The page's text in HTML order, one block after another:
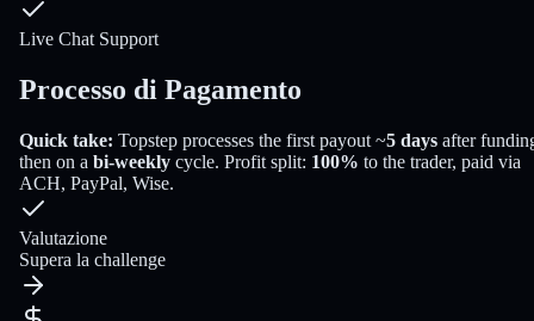
Live Chat Support
Processo di Pagamento
Quick take: Topstep processes the first payout ~5 days after
then on a bi-weekly cycle. Profit split: 100% to the trader, paid via
ACH, PayPal, Wise.
Valutazione
Supera la challenge